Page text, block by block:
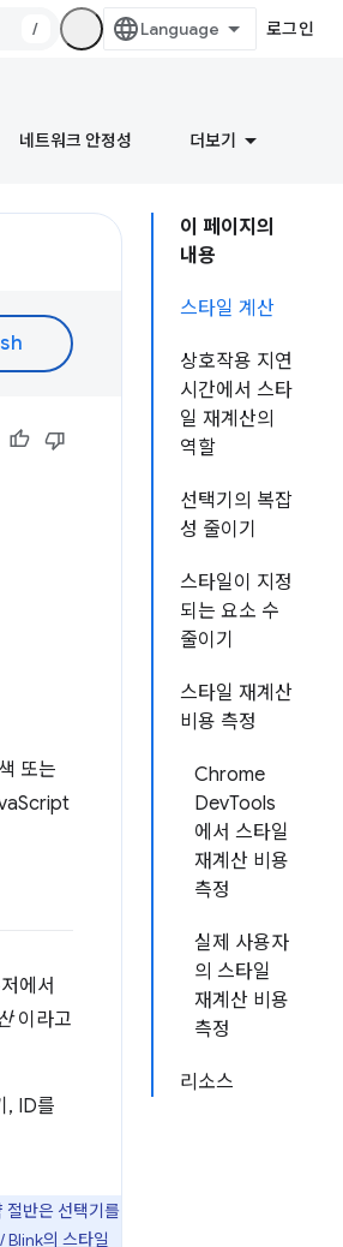
/ 로그인
네트워크 안정성 더보기
이 페이지의
내용
스타일 계산
상호작용 지연
시간에서 스타
일 재계산의
역할
선택기의 복잡
성 줄이기
스타일이 지정
되는 요소 수
줄이기
스타일 재계산
비용 측정
Chrome
DevTools
에서 스타일
재계산 비용
측정
실제 사용자
의 스타일
재계산 비용
측정
리소스
또는
에서
이라고
, ID를
반은 선택기를
Blink의 스타일